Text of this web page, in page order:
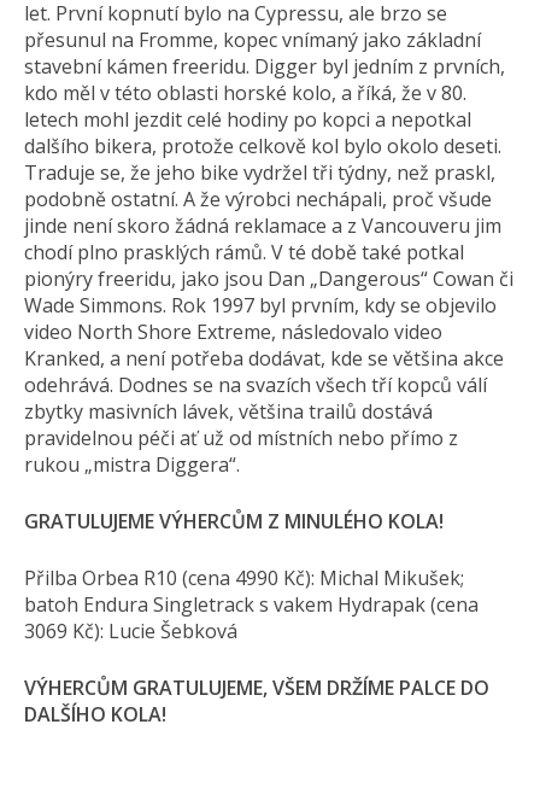
let. První kopnutí bylo na Cypressu, ale brzo se
přesunul na Fromme, kopec vnímaný jako základní
stavební kámen freeridu. Digger byl jedním z prvních,
kdo měl v této oblasti horské kolo, a říká, že v 80.
letech mohl jezdit celé hodiny po kopci a nepotkal
dalšího bikera, protože celkově kol bylo okolo deseti.
Traduje se, že jeho bike vydržel tři týdny, než praskl,
podobně ostatní. A že výrobci nechápali, proč všude
jinde není skoro žádná reklamace a z Vancouveru jim
chodí plno prasklých rámů. V té době také potkal
pionýry freeridu, jako jsou Dan „Dangerous“ Cowan či
Wade Simmons. Rok 1997 byl prvním, kdy se objevilo
video North Shore Extreme, následovalo video
Kranked, a není potřeba dodávat, kde se většina akce
odehrává. Dodnes se na svazích všech tří kopců válí
zbytky masivních lávek, většina trailů dostává
pravidelnou péči ať už od místních nebo přímo z
rukou „mistra Diggera“.
GRATULUJEME VÝHERCŮM Z MINULÉHO KOLA!
Přilba Orbea R10 (cena 4990 Kč): Michal Mikušek;
batoh Endura Singletrack s vakem Hydrapak (cena
3069 Kč): Lucie Šebková
VÝHERCŮM GRATULUJEME, VŠEM DRŽÍME PALCE DO
DALŠÍHO KOLA!